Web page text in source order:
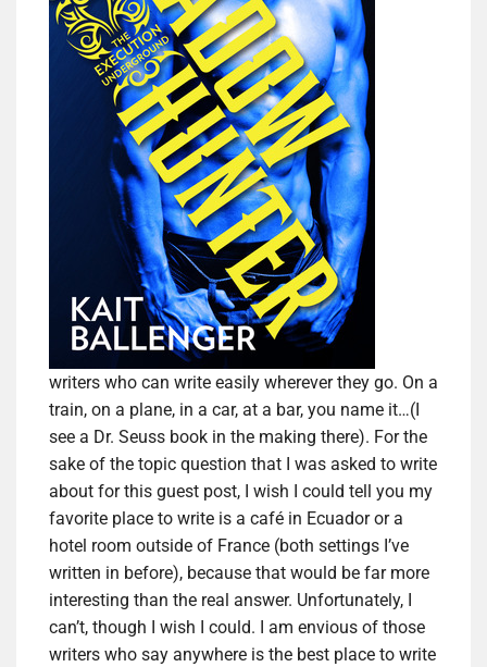
writers who can write easily wherever they go. On a
train, on a plane, in a car, at a bar, you name it…(I
see a Dr. Seuss book in the making there). For the
sake of the topic question that I was asked to write
about for this guest post, I wish I could tell you my
favorite place to write is a café in Ecuador or a
hotel room outside of France (both settings I’ve
written in before), because that would be far more
interesting than the real answer. Unfortunately, I
can’t, though I wish I could. I am envious of those
writers who say anywhere is the best place to write